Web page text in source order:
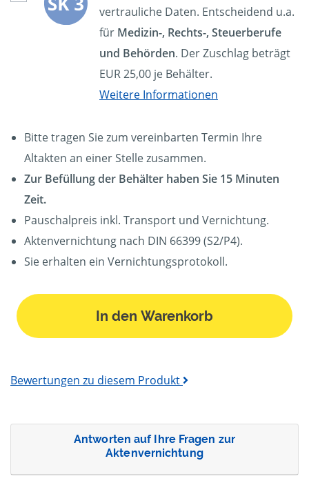
vertrauliche Daten. Entscheidend u.a.
für Medizin-, Rechts-, Steuerberufe
und Behörden. Der Zuschlag beträgt
EUR 25,00 je Behälter.
Weitere Informationen
Bitte tragen Sie zum vereinbarten Termin Ihre
Altakten an einer Stelle zusammen.
Zur Befüllung der Behälter haben Sie 15 Minuten
Zeit.
Pauschalpreis inkl. Transport und Vernichtung.
Aktenvernichtung nach DIN 66399 (S2/P4).
Sie erhalten ein Vernichtungsprotokoll.
In den Warenkorb
Bewertungen zu diesem Produkt
Antworten auf Ihre Fragen zur
Aktenvernichtung